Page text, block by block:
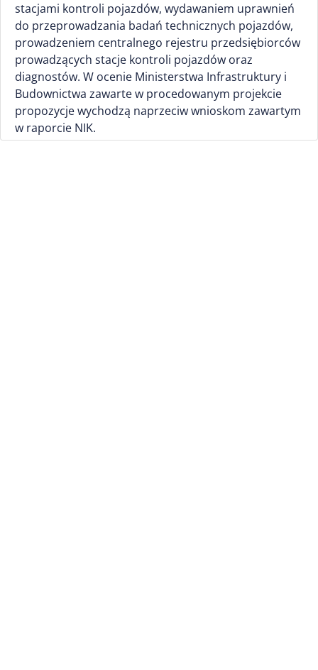
stacjami kontroli pojazdów, wydawaniem uprawnień
do przeprowadzania badań technicznych pojazdów,
prowadzeniem centralnego rejestru przedsiębiorców
prowadzących stacje kontroli pojazdów oraz
diagnostów. W ocenie Ministerstwa Infrastruktury i
Budownictwa zawarte w procedowanym projekcie
propozycje wychodzą naprzeciw wnioskom zawartym
w raporcie NIK.